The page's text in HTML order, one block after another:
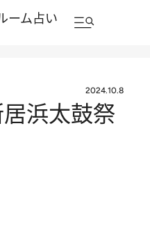
ーム占い
2024.10.8
浜太鼓祭